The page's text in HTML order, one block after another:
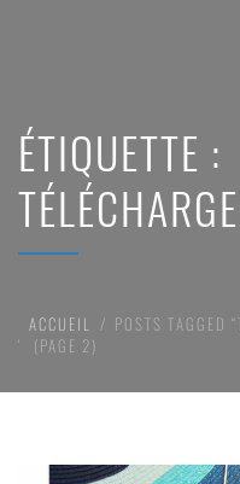
ÉTIQUETTE :
ACCUEIL
POSTS TAGGED
(PAGE 2)